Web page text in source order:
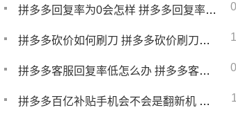
拼多多回复率为0会怎样 拼多多回复率0会怎么样
拼多多砍价如何刷刀 拼多多砍价刷刀方法有哪些
拼多多客服回复率低怎么办 拼多多客服回复率低怎么解决的
拼多多百亿补贴手机会不会是翻新机 拼多多百亿补贴到底是什么